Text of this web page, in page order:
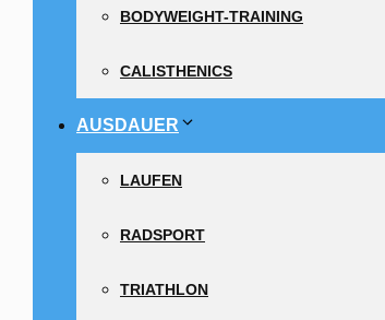
BODYWEIGHT-TRAINING
CALISTHENICS
AUSDAUER
LAUFEN
RADSPORT
TRIATHLON